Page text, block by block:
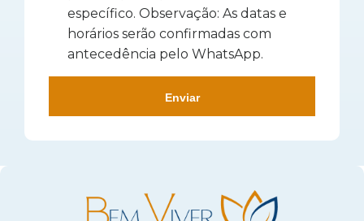
específico. Observação: As datas e
horários serão confirmadas com
antecedência pelo WhatsApp.
Enviar